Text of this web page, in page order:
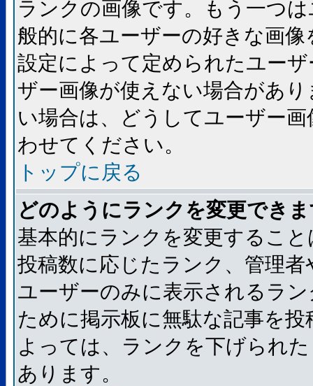
ランクの画像です。もう一つ
般的に各ユーザーの好きな画
設定によって定められたユー
ザー画像が使えない場合があ
い場合は、どうしてユーザー
わせてください。
トップに戻る
どのようにランクを変更でき
基本的にランクを変更するこ
投稿数に応じたランク、管理
ユーザーのみに表示されるラ
ために掲示板に無駄な記事を
よっては、ランクを下げられ
あります。